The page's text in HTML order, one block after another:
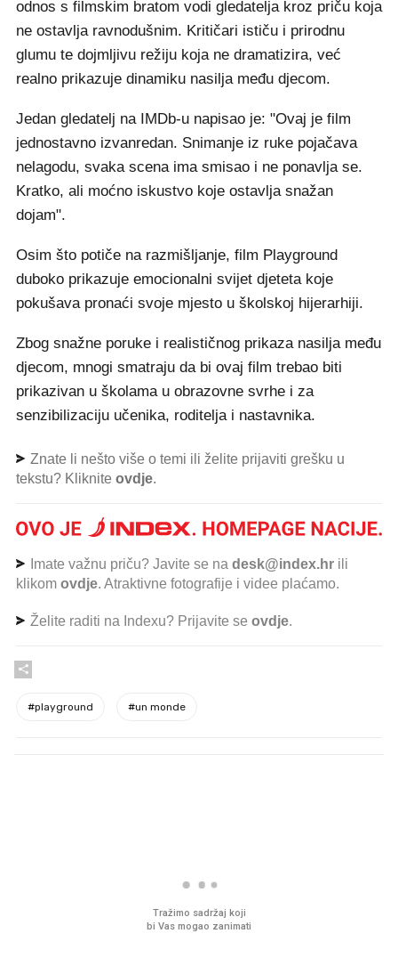
odnos s filmskim bratom vodi gledatelja kroz priču koja
ne ostavlja ravnodušnim. Kritičari ističu i prirodnu
glumu te dojmljivu režiju koja ne dramatizira, već
realno prikazuje dinamiku nasilja među djecom.
Jedan gledatelj na IMDb-u napisao je: "Ovaj je film
jednostavno izvanredan. Snimanje iz ruke pojačava
nelagodu, svaka scena ima smisao i ne ponavlja se.
Kratko, ali moćno iskustvo koje ostavlja snažan
dojam".
Osim što potiče na razmišljanje, film Playground
duboko prikazuje emocionalni svijet djeteta koje
pokušava pronaći svoje mjesto u školskoj hijerarhiji.
Zbog snažne poruke i realističnog prikaza nasilja među
djecom, mnogi smatraju da bi ovaj film trebao biti
prikazivan u školama u obrazovne svrhe i za
senzibilizaciju učenika, roditelja i nastavnika.
Znate li nešto više o temi ili želite prijaviti grešku u
tekstu? Kliknite ovdje.
Imate važnu priču? Javite se na desk@index.hr ili
klikom ovdje. Atraktivne fotografije i videe plaćamo.
Želite raditi na Indexu? Prijavite se ovdje.
#playground #un monde